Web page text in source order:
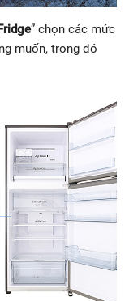
” chọn các mức
muốn, trong đó